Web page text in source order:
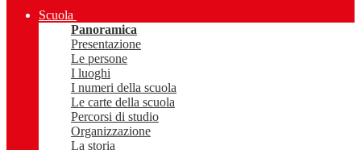
Scuola
Panoramica
Presentazione
Le persone
I luoghi
I numeri della scuola
Le carte della scuola
Percorsi di studio
Organizzazione
La storia